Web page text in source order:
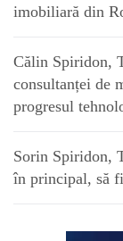
imobiliară din
Călin Spiridon,
consultanței de
progresul
Sorin Spiridon,
în principal, să